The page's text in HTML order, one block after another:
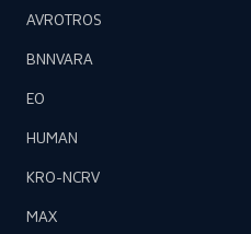
AVROTROS
BNNVARA
EO
HUMAN
KRO-NCRV
MAX